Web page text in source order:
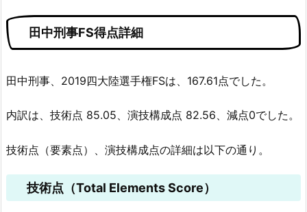
田中刑事FS得点詳細
田中刑事、2019四大陸選手権FSは、167.61点でした。
内訳は、技術点 85.05、演技構成点 82.56、減点0でした。
技術点（要素点）、演技構成点の詳細は以下の通り。
技術点（Total Elements Score）